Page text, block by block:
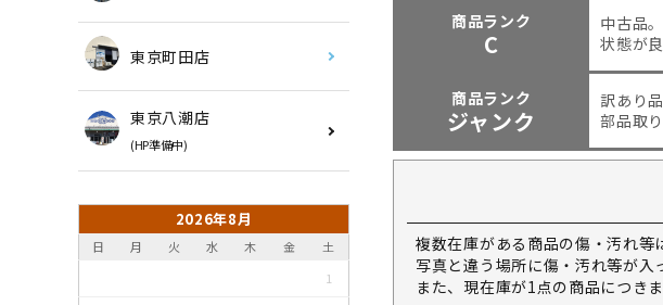
東京町田店
東京八潮店
(HP準備中)
2026年8月
日 月 火 水 木 金
土
1
商品ランク
C
中古品
状態が
商品ランク
ジャンク
訳あり品
部品取
複数在庫がある商品の傷・汚れ等
写真と違う場所に傷・汚れ等が入
また、現在庫が1点の商品につき